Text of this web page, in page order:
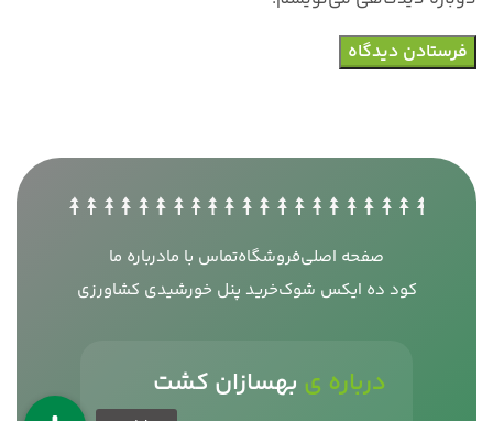
صفحه اصلیفروشگاهتماس با مادرباره ما
کود ده ایکس شوکخرید پنل خورشیدی کشاورزی
درباره ی بهسازان کشت